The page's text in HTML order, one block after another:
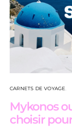
CARNETS DE VOYAGE
Mykonos
choisir